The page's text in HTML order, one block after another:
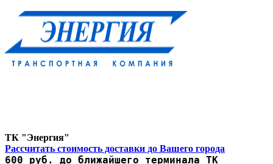
ТК "Энергия"
Рассчитать стоимость доставки до Вашего города
600 руб. до ближайшего терминала ТК